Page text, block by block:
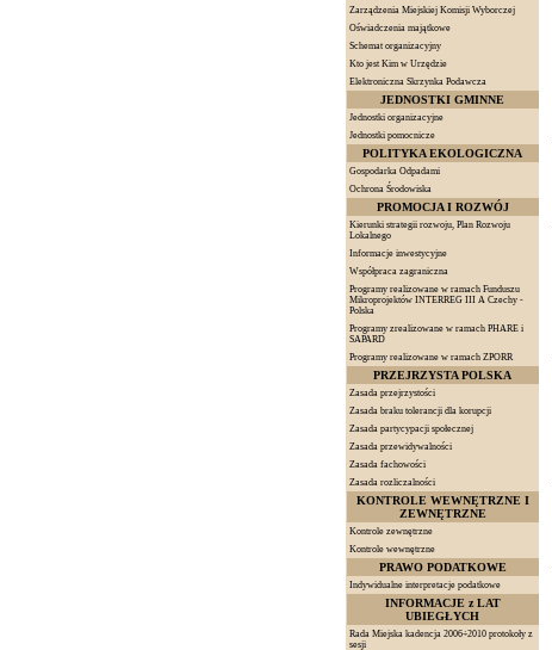
Zarządzenia Miejskiej Komisji Wyborczej
Oświadczenia majątkowe
Schemat organizacyjny
Kto jest Kim w Urzędzie
Elektroniczna Skrzynka Podawcza
JEDNOSTKI GMINNE
Jednostki organizacyjne
Jednostki pomocnicze
POLITYKA EKOLOGICZNA
Gospodarka Odpadami
Ochrona Środowiska
PROMOCJA I ROZWÓJ
Kierunki strategii rozwoju, Plan Rozwoju
Lokalnego
Informacje inwestycyjne
Współpraca zagraniczna
Programy realizowane w ramach Funduszu
Mikroprojektów INTERREG III A Czechy -
Polska
Programy zrealizowane w ramach PHARE i
SAPARD
Programy realizowane w ramach ZPORR
PRZEJRZYSTA POLSKA
Zasada przejrzystości
Zasada braku tolerancji dla korupcji
Zasada partycypacji społecznej
Zasada przewidywalności
Zasada fachowości
Zasada rozliczalności
KONTROLE WEWNĘTRZNE I
ZEWNĘTRZNE
Kontrole zewnętrzne
Kontrole wewnętrzne
PRAWO PODATKOWE
Indywidualne interpretacje podatkowe
INFORMACJE z LAT
UBIEGŁYCH
Rada Miejska kadencja 2006÷2010 protokoły z
sesji